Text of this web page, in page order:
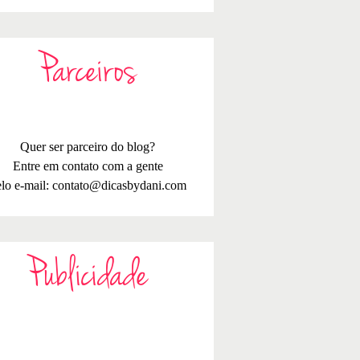
Parceiros
Quer ser parceiro do blog?
Entre em contato com a gente
e-mail: contato@dicasbydani.com
Publicidade